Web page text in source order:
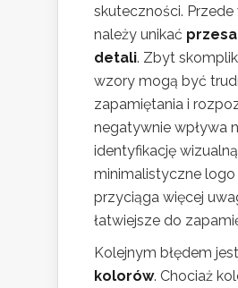
skuteczności.
należy unikać
detali. Zbyt
wzory mogą być
zapamiętania i
negatywnie wpływa
identyfikację
minimalistyczne
przyciąga więcej
łatwiejsze do
Kolejnym błędem jest
kolorów. Chociaż